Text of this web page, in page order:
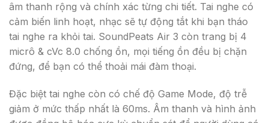
âm thanh rộng và chính xác từng chi tiết. Tai nghe có
cảm biến linh hoạt, nhạc sẽ tự động tắt khi bạn tháo
tai nghe ra khỏi tai. SoundPeats Air 3 còn trang bị 4
micrô & cVc 8.0 chống ồn, mọi tiếng ồn đều bị chặn
đứng, để bạn có thể thoải mái đàm thoại.
Đặc biệt tai nghe còn có chế độ Game Mode, độ trễ
giảm ở mức thấp nhất là 60ms. Âm thanh và hình ảnh